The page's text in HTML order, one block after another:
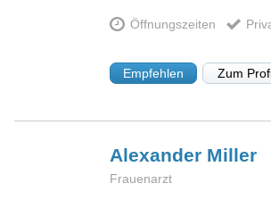
Öffnungszeiten
Empfehlen Zum
Alexander Miller
Frauenarzt